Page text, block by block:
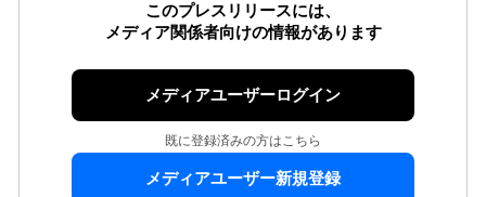
このプレスリリースには、
メディア関係者向けの情報があります
メディアユーザーログイン
既に登録済みの方はこちら
メディアユーザー新規登録